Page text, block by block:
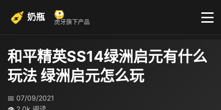
奶瓶 虎牙旗下产品
和平精英SS14绿洲启元有什么
玩法 绿洲启元怎么玩
📅 07/09/2021